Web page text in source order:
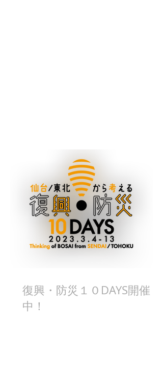
復興・防災１０DAYS開催
中！